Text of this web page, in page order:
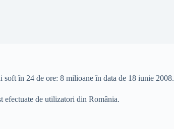
în 24 de ore: 8 milioane în data de 18 iunie 2008.
efectuate de utilizatori din România.